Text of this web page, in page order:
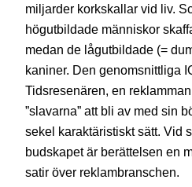
miljarder korkskallar vid liv.
högutbildade människor
medan de lågutbildade (=
kaniner. Den genomsnittliga
Tidsresenären, en
”slavarna” att bli av med sin
sekel karaktäristiskt sätt. Vid
budskapet är berättelsen en
satir över reklambranschen.